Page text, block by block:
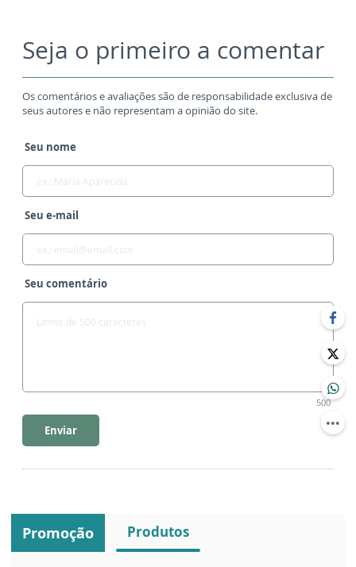
Seja o primeiro a comentar
Os comentários e avaliações são de responsabilidade exclusiva de
seus autores e não representam a opinião do site.
Seu nome
Seu e-mail
Seu comentário
500
Enviar
Promoção Produtos